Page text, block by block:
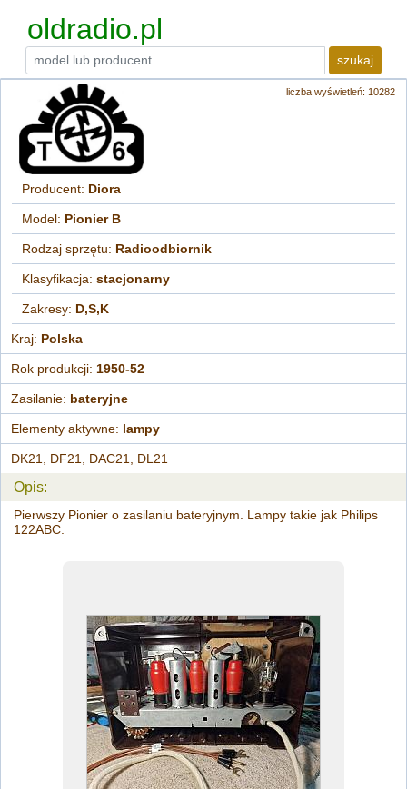
oldradio.pl
szukaj
liczba wyświetleń: 10282
Producent: Diora
Model: Pionier B
Rodzaj sprzętu: Radioodbiornik
Klasyfikacja:stacjonarny
Zakresy: D,S,K
Kraj: Polska
Rok produkcji:1950-52
Zasilanie: bateryjne
Elementy aktywne: lampy
DK21, DF21, DAC21, DL21
Opis:
Pierwszy Pionier o zasilaniu bateryjnym. Lampy takie jak Philips
122ABC.